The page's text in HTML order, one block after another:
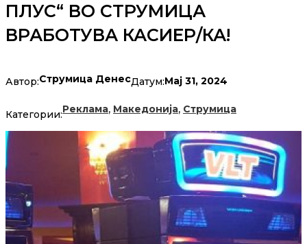
ПЛУС“ ВО СТРУМИЦА
ВРАБОТУВА КАСИЕР/КА!
Автор:Струмица ДенесДатум:Мај 31, 2024
Категории:Реклама, Македонија, Струмица